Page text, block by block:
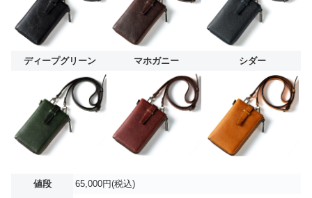
ディープグリーン マホガニー シダー
値段 65,000円(税込)